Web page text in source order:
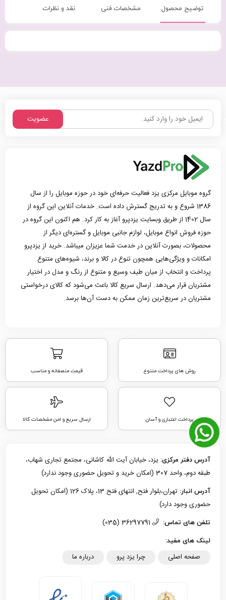
توضیح محصول مشخصات فنی نقد و نظرات
عضویت
گروه موبایل مرکزی یزد فعالیت حرفه‌ای خود در حوزه موبایل را از سال
1386 شروع و به تدریج گسترش داده است. خدمات آنلاین این گروه از
سال 1402 از طریق وبسایت یزدپرو آغاز به کار کرد. هم اکنون این گروه در
حوزه فروش انواع موبایل، لوازم جانبی موبایل و گستره‌ای دیگر از
محصولات، بصورت آنلاین در خدمت شما عزیزان میباشد. خرید از یزدپرو
امکانات و ویژگی‌هایی همچون تنوع در کالا و برند، شیوه‌های متنوع
پرداخت و انتخاب از میان طیف وسیع و متنوع از رنگ و مدل در اختیار
مشتریان قرار می‌دهد. ارسال سریع کالا باعث می‌شود که کالای درخواستی
مشتریان در سریع‌ترین زمان ممکن به دست آن‌ها برسد.
روش های پرداخت متنوع قیمت منصفانه و مناسب
پرداخت اعتباری و آسان ارسال سریع و امن مشخصات کالا
آدرس دفتر مرکزی: یزد، خیابان آیت الله کاشانی، مجتمع تجاری شهاب،
طبقه دوم، واحد 307 (امکان خرید و تحویل حضوری وجود ندارد)
آدرس انبار:
تهران،بلوار فتح, انتهای فتح 13، پلاک 126 (امکان تحویل
حضوری وجود دارد)
تلفن های تماس:
لینک های مفید:
صفحه اصلی چرا یزد پرو درباره ما